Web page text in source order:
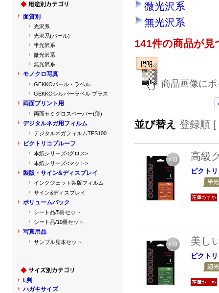
微光沢系
無光沢系
141件の商品が
商品画像に
並び替え 登録順 [
高級
ピクト
美し
ピクト
面質別
光沢系
光沢系(パール)
半光沢系
微光沢系
無光沢系
モノクロ写真
GEKKOパール・ラベル
GEKKOシルバーラベル プラス
両面プリント用
両面セミグロスペーパー(薄)
デジタルネガ用フィルム
デジタルネガフィルムTPS100
ピクトリコプルーフ
本紙シリーズ<グロス>
本紙シリーズ<マット>
製版・サイン&ディスプレイ
インクジェット製版フィルム
サイン&ディスプレイ
ボリュームパック
シート品/5冊セット
シート品/10冊セット
写真用品
サンプル見本セット
L判
ハガキサイズ